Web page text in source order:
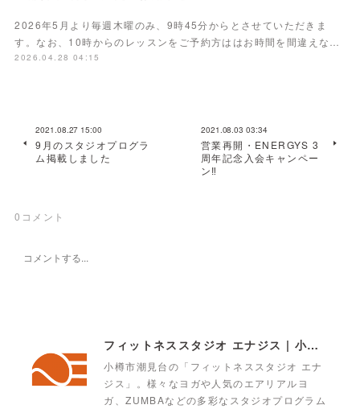
2026年5月より毎週木曜のみ、9時45分からとさせていただきま
す。なお、10時からのレッスンをご予約方ははお時間を間違えな…
2026.04.28 04:15
2021.08.27 15:00
9月のスタジオプログラ
ム掲載しました
2021.08.03 03:34
営業再開・ENERGYS 3
周年記念入会キャンペー
ン‼
0 コメント
フィットネススタジオ エナジス | 小樽・スポーツクラブ・ENERGYS
小樽市潮見台の「フィットネススタジオ エナ
ジス」。様々なヨガや人気のエアリアルヨ
ガ、ZUMBAなどの多彩なスタジオプログラム